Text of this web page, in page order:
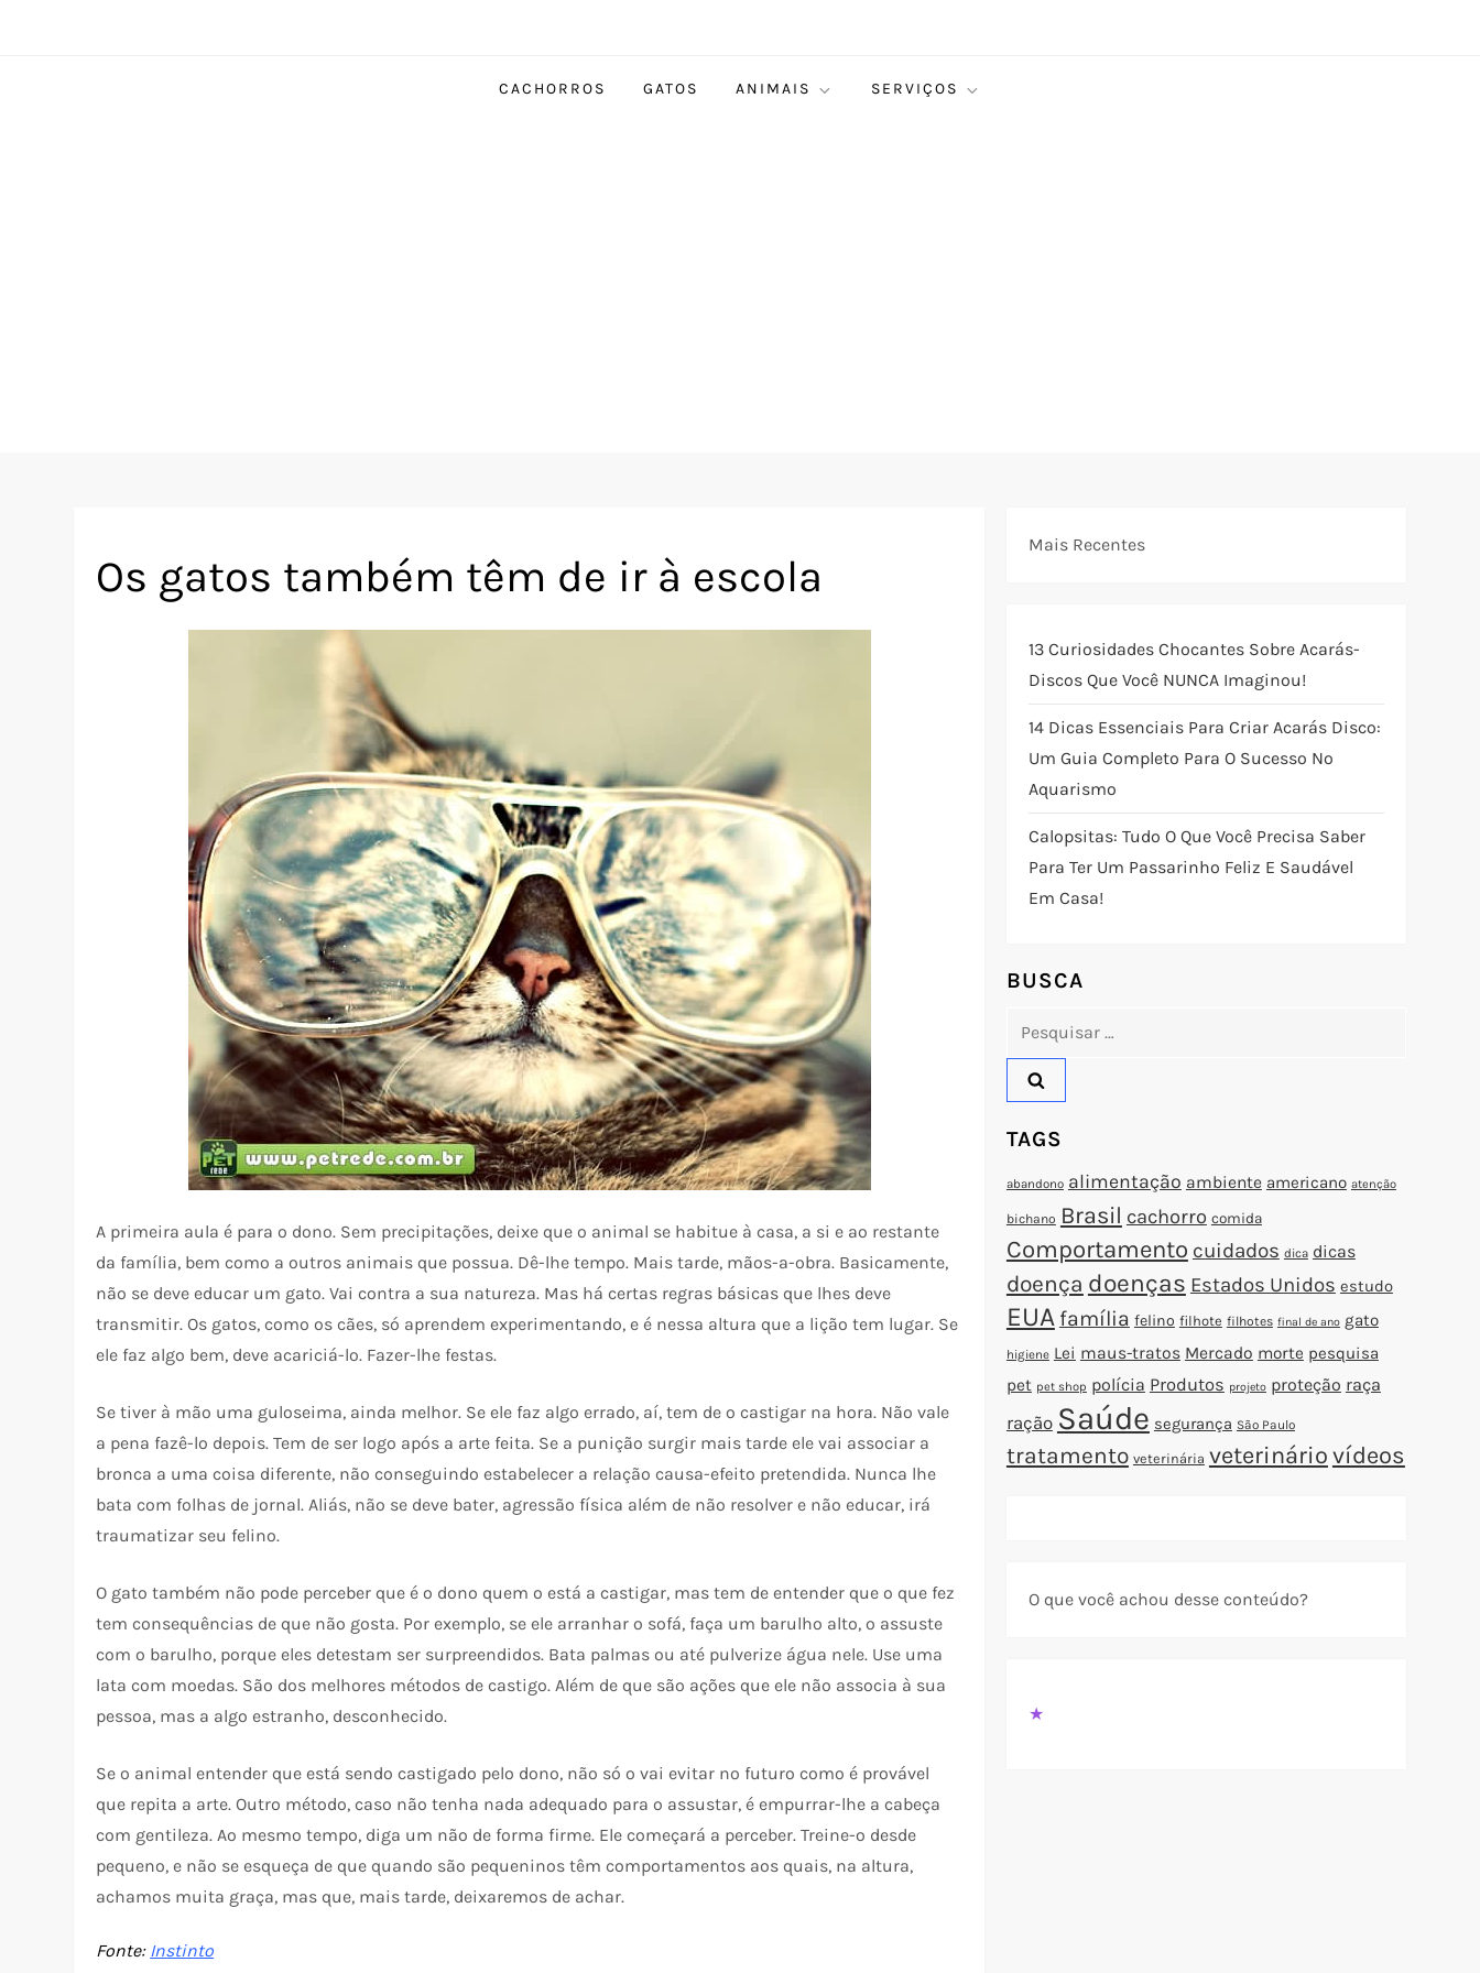
CACHORROS GATOS ANIMAIS SERVIÇOS
Os gatos também têm de ir à escola
A primeira aula é para o dono. Sem precipitações, deixe que o animal se habitue à casa, a si e ao restante
da família, bem como a outros animais que possua. Dê-lhe tempo. Mais tarde, mãos-a-obra. Basicamente,
não se deve educar um gato. Vai contra a sua natureza. Mas há certas regras básicas que lhes deve
transmitir. Os gatos, como os cães, só aprendem experimentando, e é nessa altura que a lição tem lugar. Se
ele faz algo bem, deve acariciá-lo. Fazer-lhe festas.
Se tiver à mão uma guloseima, ainda melhor. Se ele faz algo errado, aí, tem de o castigar na hora. Não vale
a pena fazê-lo depois. Tem de ser logo após a arte feita. Se a punição surgir mais tarde ele vai associar a
bronca a uma coisa diferente, não conseguindo estabelecer a relação causa-efeito pretendida. Nunca lhe
bata com folhas de jornal. Aliás, não se deve bater, agressão física além de não resolver e não educar, irá
traumatizar seu felino.
O gato também não pode perceber que é o dono quem o está a castigar, mas tem de entender que o que fez
tem consequências de que não gosta. Por exemplo, se ele arranhar o sofá, faça um barulho alto, o assuste
com o barulho, porque eles detestam ser surpreendidos. Bata palmas ou até pulverize água nele. Use uma
lata com moedas. São dos melhores métodos de castigo. Além de que são ações que ele não associa à sua
pessoa, mas a algo estranho, desconhecido.
Se o animal entender que está sendo castigado pelo dono, não só o vai evitar no futuro como é provável
que repita a arte. Outro método, caso não tenha nada adequado para o assustar, é empurrar-lhe a cabeça
com gentileza. Ao mesmo tempo, diga um não de forma firme. Ele começará a perceber. Treine-o desde
pequeno, e não se esqueça de que quando são pequeninos têm comportamentos aos quais, na altura,
achamos muita graça, mas que, mais tarde, deixaremos de achar.
Fonte: Instinto
Mais Recentes
13 Curiosidades Chocantes Sobre Acarás-
Discos Que Você NUNCA Imaginou!
14 Dicas Essenciais Para Criar Acarás Disco:
Um Guia Completo Para O Sucesso No
Aquarismo
Calopsitas: Tudo O Que Você Precisa Saber
Para Ter Um Passarinho Feliz E Saudável
Em Casa!
BUSCA
Pesquisar
TAGS
abandono alimentação ambiente americano atenção
bichano Brasil cachorro comida
Comportamento cuidados dica dicas
doença doenças Estados Unidos estudo
EUA família felino filhote filhotes final de ano gato
higiene Lei maus-tratos Mercado morte pesquisa
pet pet shop polícia Produtos projeto proteção raça
ração Saúde segurança São Paulo
tratamento veterinária veterináriovídeos
O que você achou desse conteúdo?
★